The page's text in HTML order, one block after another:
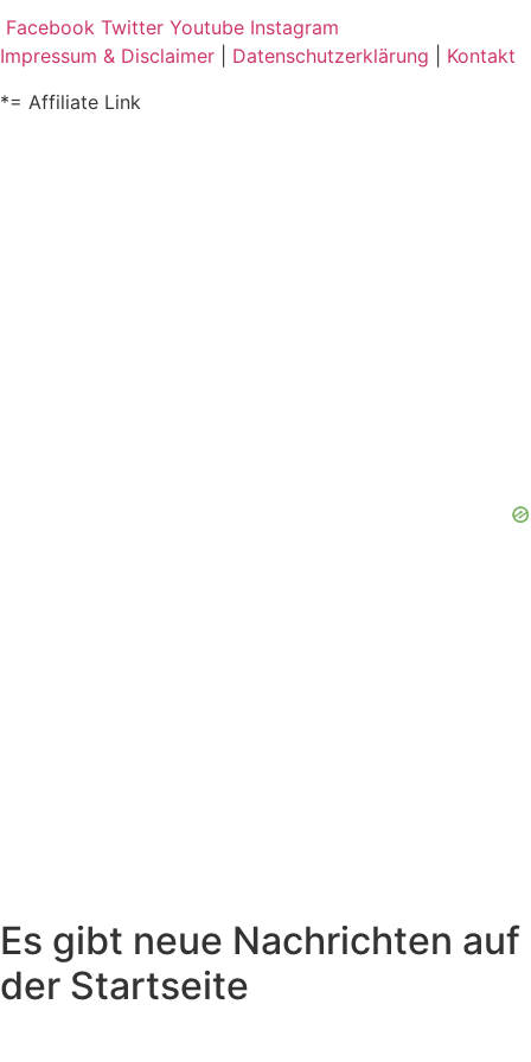
Facebook Twitter Youtube Instagram
Impressum & Disclaimer
Datenschutzerklärung
Kontakt
*= Affiliate Link
Es gibt neue Nachrichten auf
der Startseite